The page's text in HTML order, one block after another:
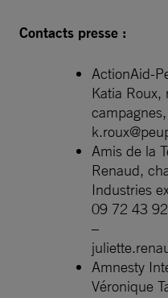
Contacts presse :
ActionAid-
Katia Roux,
Amis de la
Renaud,
Industries
09 72 43
–
Amnesty
Véronique